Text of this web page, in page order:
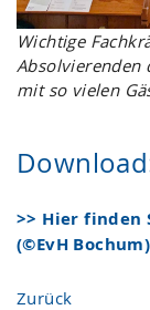
Wichtige
Absolvierenden
mit so vielen
>> Hier finden
(©EvH Bochum)
Zurück